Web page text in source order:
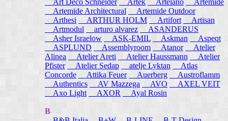
Art Deco Schneider
Artek Artelano
Artemide
Artemide Architectural
Artemide Outdoor
Arthesi
ARTHUR HOLM Artifort
Artisan
Artmodul
arturo alvarez
ASANDERUS
Asher Israelow
ASK-EMIL Askman
Aspeqt
ASPLUND
Assemblyroom Atanor
Atelier
Alinea
Atelier Areti Atelier Haussmann
Atelier
Pfister
Atelier Sedap atelje Lyktan
Atlas
Concorde
Attika Feuer Auerberg
Austroflamm
Authentics
AV Mazzega AVO
AXEL VEIT
Axo Light
AXOR Ayal Rosin
B